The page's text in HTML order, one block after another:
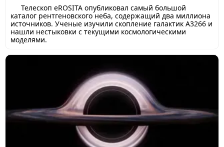
Телескоп eROSITA опубликовал самый большой
каталог рентгеновского неба, содержащий два миллиона
источников. Ученые изучили скопление галактик A3266 и
нашли нестыковки с текущими космологическими
моделями.